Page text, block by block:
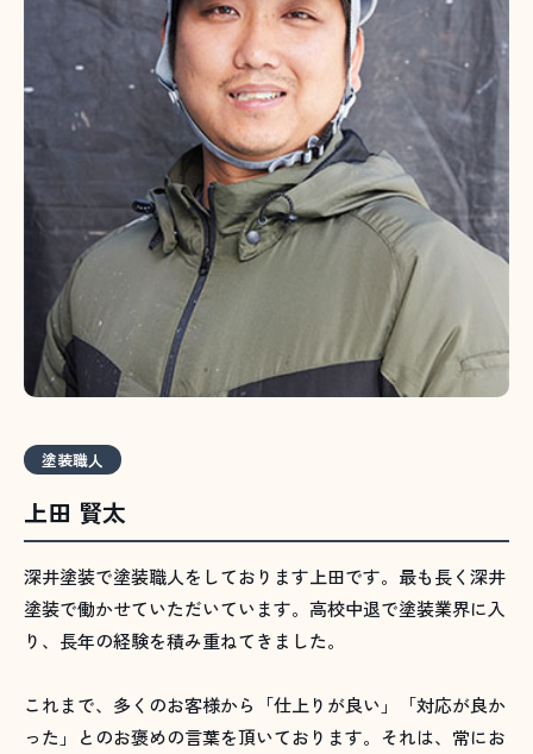
塗装職人
上田 賢太
深井塗装で塗装職人をしております上田です。最も長く深井
塗装で働かせていただいています。高校中退で塗装業界に入
り、長年の経験を積み重ねてきました。
これまで、多くのお客様から「仕上りが良い」「対応が良か
った」とのお褒めの言葉を頂いております。それは、常にお